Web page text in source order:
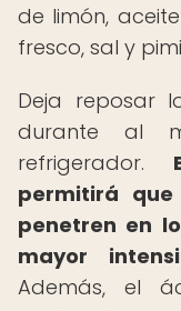
de limón,
fresco, sal y
Deja reposar
durante al
refrigerador.
permitirá
penetren en
mayor
Además, el